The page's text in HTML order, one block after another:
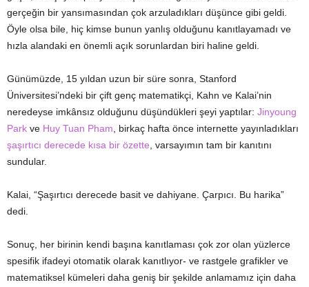
gerçeğin bir yansımasından çok arzuladıkları düşünce gibi geldi.
Öyle olsa bile, hiç kimse bunun yanlış olduğunu kanıtlayamadı ve
hızla alandaki en önemli açık sorunlardan biri haline geldi.
Günümüzde, 15 yıldan uzun bir süre sonra, Stanford
Üniversitesi’ndeki bir çift genç matematikçi, Kahn ve Kalai’nin
neredeyse imkânsız olduğunu düşündükleri şeyi yaptılar: Jinyoung
Park ve Huy Tuan Pham , birkaç hafta önce internette yayınladıkları
şaşırtıcı derecede kısa bir özette , varsayımın tam bir kanıtını
sundular.
Kalai, “Şaşırtıcı derecede basit ve dahiyane. Çarpıcı. Bu harika”
dedi.
Sonuç, her birinin kendi başına kanıtlaması çok zor olan yüzlerce
spesifik ifadeyi otomatik olarak kanıtlıyor- ve rastgele grafikler ve
matematiksel kümeleri daha geniş bir şekilde anlamamız için daha